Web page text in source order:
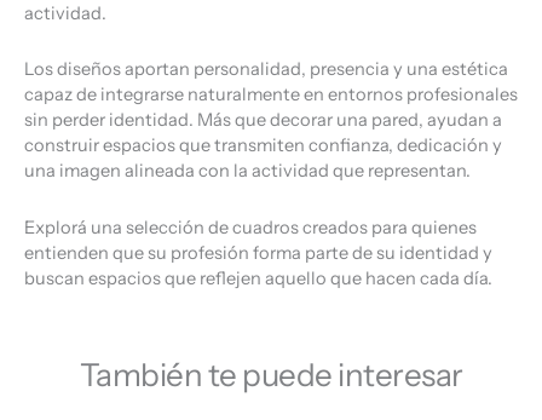
actividad.
Los diseños aportan personalidad, presencia y una estética
capaz de integrarse naturalmente en entornos profesionales
sin perder identidad. Más que decorar una pared, ayudan a
construir espacios que transmiten confianza, dedicación y
una imagen alineada con la actividad que representan.
Explorá una selección de cuadros creados para quienes
entienden que su profesión forma parte de su identidad y
buscan espacios que reflejen aquello que hacen cada día.
También te puede interesar